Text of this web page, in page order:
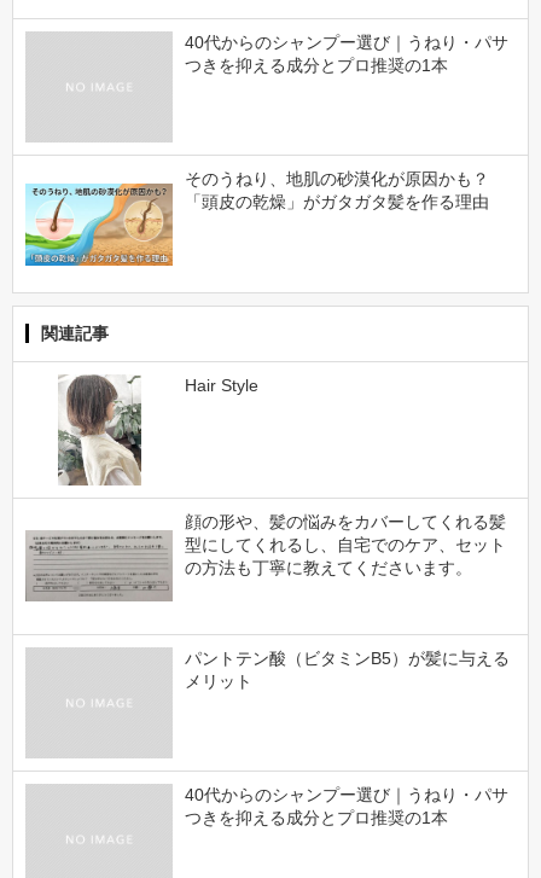
40代からのシャンプー選び｜うねり・パサ
つきを抑える成分とプロ推奨の1本
そのうねり、地肌の砂漠化が原因かも？
「頭皮の乾燥」がガタガタ髪を作る理由
関連記事
Hair Style
顔の形や、髪の悩みをカバーしてくれる髪
型にしてくれるし、自宅でのケア、セット
の方法も丁寧に教えてくださいます。
パントテン酸（ビタミンB5）が髪に与える
メリット
40代からのシャンプー選び｜うねり・パサ
つきを抑える成分とプロ推奨の1本